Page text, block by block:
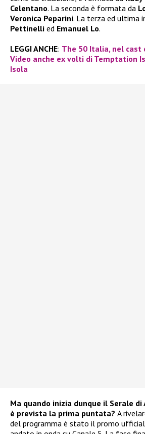
Celentano. La seconda è formata da
Veronica Peparini. La terza ed ultima
Pettinelli ed Emanuel Lo.
LEGGI ANCHE: The 50 Italia, nel cast
Video anche ex volti di Temptation
Isola
Ma quando inizia dunque il Serale di
è prevista la prima puntata? A
del programma è stato il promo